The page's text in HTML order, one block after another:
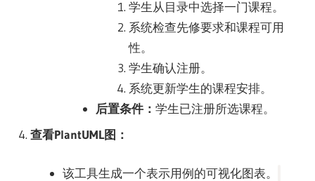
学生从目录中选择一门课程。
系统检查先修要求和课程可用
性。
学生确认注册。
系统更新学生的课程安排。
后置条件： 学生已注册所选课程。
查看PlantUML图：
该工具生成一个表示用例的可视化图表。